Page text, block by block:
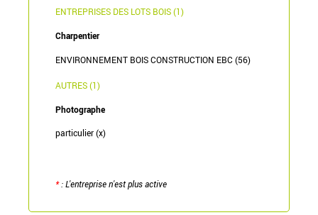
ENTREPRISES DES LOTS BOIS (1)
Charpentier
ENVIRONNEMENT BOIS CONSTRUCTION EBC (56)
AUTRES (1)
Photographe
particulier (x)
*: L'entreprise n'est plus active